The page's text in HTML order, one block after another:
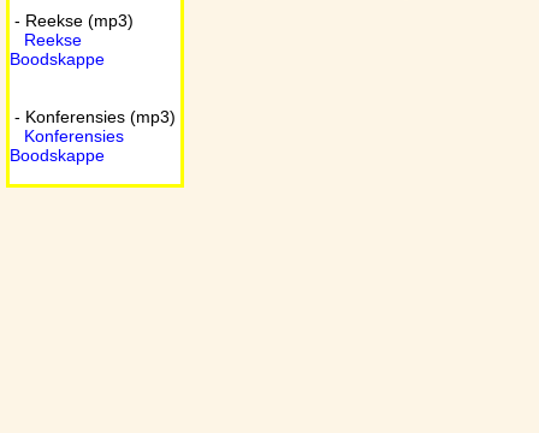
- Reekse (mp3)
Reekse
Boodskappe
- Konferensies (mp3)
Konferensies
Boodskappe